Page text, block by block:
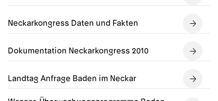
Neckarkongress Daten und Fakten
Dokumentation Neckarkongress 2010
Landtag Anfrage Baden im Neckar